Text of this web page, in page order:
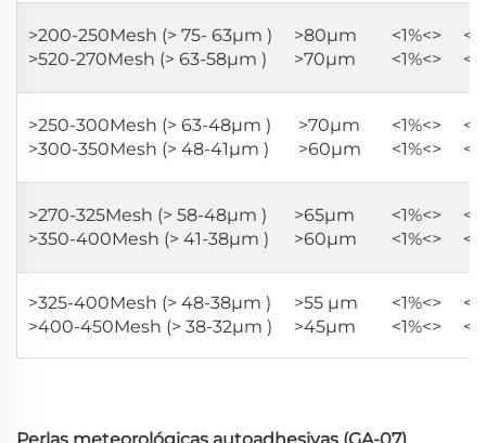
>200-250Mesh (> 75- 63μm )
>520-270Mesh (> 63-58μm )
>80μm
>70μm
<1%<>
<1%<>
>250-300Mesh (> 63-48μm )
>300-350Mesh (> 48-41μm )
>70μm
>60μm
<1%<>
<1%<>
>270-325Mesh (> 58-48μm )
>350-400Mesh (> 41-38μm )
>65μm
>60μm
<1%<>
<1%<>
>325-400Mesh (> 48-38μm )
>400-450Mesh (> 38-32μm )
>55 μm
>45μm
<1%<>
<1%<>